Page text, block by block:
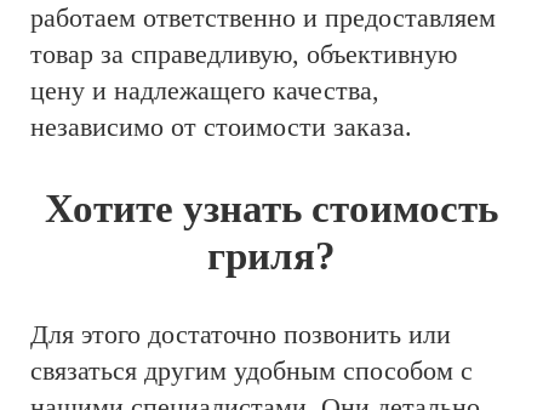
работаем ответственно и предоставляем
товар за справедливую, объективную
цену и надлежащего качества,
независимо от стоимости заказа.
Хотите узнать стоимость
гриля?
Для этого достаточно позвонить или
связаться другим удобным способом с